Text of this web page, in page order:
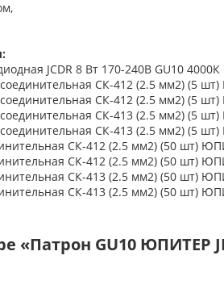
JCDR 8 Вт 170-240В GU10
соединительная СК-412 (2.5 мм2) (5
соединительная СК-412 (2.5 мм2) (5
соединительная СК-413 (2.5 мм2) (5
соединительная СК-413 (2.5 мм2) (5
СК-412 (2.5 мм2) (50 шт)
СК-412 (2.5 мм2) (50 шт)
СК-413 (2.5 мм2) (50 шт)
СК-413 (2.5 мм2) (50 шт)
«Патрон GU10 ЮПИТЕР